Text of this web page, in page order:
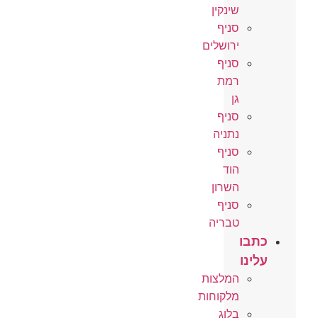
שינקין
סניף
ירושלים
סניף
רמת
גן
סניף
נתניה
סניף
הוד
השרון
סניף
טבריה
כתבו
עלינו
המלצות
מלקוחות
בלוג